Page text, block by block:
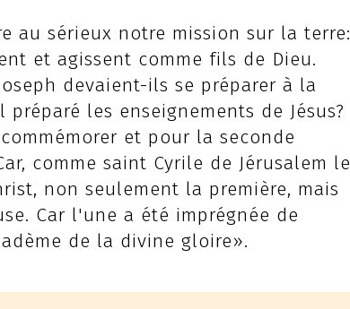
au sérieux notre mission sur la terre:
et agissent comme fils de Dieu.
devaient-ils se préparer à la
les enseignements de Jésus?
et pour la seconde
comme saint Cyrile de Jérusalem le
non seulement la première, mais
Car l'une a été imprégnée de
de la divine gloire».